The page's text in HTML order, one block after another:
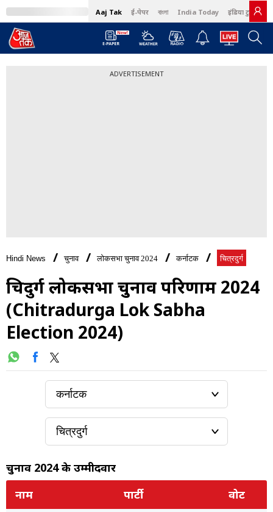
Aaj Tak ई-पेपर বাংলা India Today इंडिया टुडे हिंदी
ADVERTISEMENT
Hindi News चुनाव लोकसभा चुनाव 2024 कर्नाटक चित्रदुर्ग
चित्रदुर्ग लोकसभा चुनाव परिणाम 2024
(Chitradurga Lok Sabha
Election 2024)
चुनाव 2024 के उम्मीदवार
नाम
पार्टी वोट